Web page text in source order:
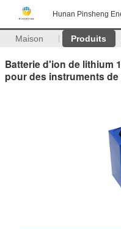
Hunan Pinsheng
Maison Produits
Batterie d'ion de lithium
pour des instruments